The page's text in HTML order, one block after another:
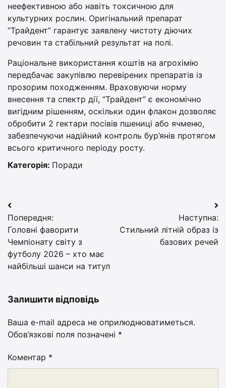
неефективною або навіть токсичною для
культурних рослин. Оригінальний препарат
“Трайдент” гарантує заявлену чистоту діючих
речовин та стабільний результат на полі.
Раціональне використання коштів на агрохімію
передбачає закупівлю перевірених препаратів із
прозорим походженням. Враховуючи норму
внесення та спектр дії, “Трайдент” є економічно
вигідним рішенням, оскільки один флакон дозволяє
обробити 2 гектари посівів пшениці або ячменю,
забезпечуючи надійний контроль бур’янів протягом
всього критичного періоду росту.
Категорія: Поради
Навігація
записів
Попередня:
Головні фаворити
Чемпіонату світу з
футболу 2026 – хто має
найбільші шанси на титул
Наступна:
Стильний літній образ із
базових речей
Залишити відповідь
Ваша e-mail адреса не оприлюднюватиметься.
Обов’язкові поля позначені *
Коментар *